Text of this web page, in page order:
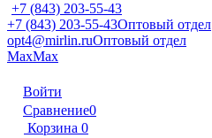
+7 (843) 203-55-43
+7 (843) 203-55-43Оптовый отдел
opt4@mirlin.ruОптовый отдел
MaxMax
Войти
Сравнение0
Корзина 0